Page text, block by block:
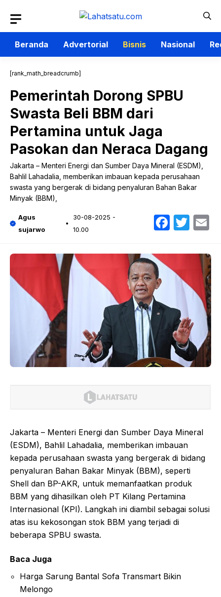
isi
Beranda
Advertorial Bisnis Nasional
[rank_math_breadcrumb]
Pemerintah Dorong SPBU
Swasta Beli BBM dari
Pertamina untuk Jaga
Pasokan dan Neraca Dagang
Jakarta – Menteri Energi dan Sumber Daya Mineral (ESDM),
Bahlil Lahadalia, memberikan imbauan kepada perusahaan
swasta yang bergerak di bidang penyaluran Bahan Bakar
Minyak (BBM),
Agus
sujarwo
30-08-2025 -
10.00
Jakarta – Menteri Energi dan Sumber Daya Mineral
(ESDM), Bahlil Lahadalia, memberikan imbauan
kepada perusahaan swasta yang bergerak di bidang
penyaluran Bahan Bakar Minyak (BBM), seperti
Shell dan BP-AKR, untuk memanfaatkan produk
BBM yang dihasilkan oleh PT Kilang Pertamina
Internasional (KPI). Langkah ini diambil sebagai solusi
atas isu kekosongan stok BBM yang terjadi di
beberapa SPBU swasta.
Baca Juga
Harga Sarung Bantal Sofa Transmart Bikin
Melongo